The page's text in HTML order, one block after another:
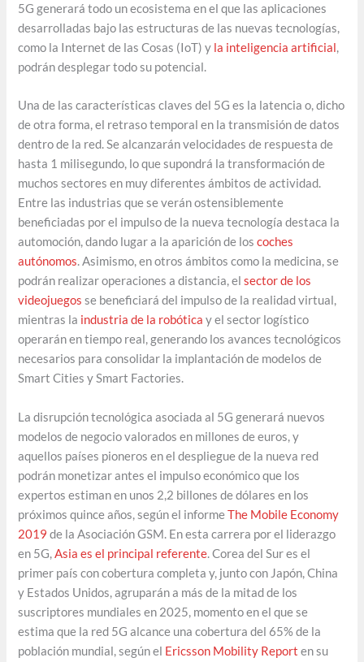
5G generará todo un ecosistema en el que las aplicaciones
desarrolladas bajo las estructuras de las nuevas tecnologías,
como la Internet de las Cosas (IoT) y la inteligencia artificial,
podrán desplegar todo su potencial.
Una de las características claves del 5G es la latencia o, dicho
de otra forma, el retraso temporal en la transmisión de datos
dentro de la red. Se alcanzarán velocidades de respuesta de
hasta 1 milisegundo, lo que supondrá la transformación de
muchos sectores en muy diferentes ámbitos de actividad.
Entre las industrias que se verán ostensiblemente
beneficiadas por el impulso de la nueva tecnología destaca la
automoción, dando lugar a la aparición de loscoches
autónomos. Asimismo, en otros ámbitos como la medicina, se
podrán realizar operaciones a distancia, elsector de los
videojuegos se beneficiará del impulso de la realidad virtual,
mientras la industria de la robótica y el sector logístico
operarán en tiempo real, generando los avances tecnológicos
necesarios para consolidar la implantación de modelos de
Smart Cities y Smart Factories.
La disrupción tecnológica asociada al 5G generará nuevos
modelos de negocio valorados en millones de euros, y
aquellos países pioneros en el despliegue de la nueva red
podrán monetizar antes el impulso económico que los
expertos estiman en unos 2,2 billones de dólares en los
próximos quince años, según el informeThe Mobile Economy
2019 de la Asociación GSM. En esta carrera por el liderazgo
en 5G,Asia es el principal referente. Corea del Sur es el
primer país con cobertura completa y, junto con Japón, China
y Estados Unidos, agruparán a más de la mitad de los
suscriptores mundiales en 2025, momento en el que se
estima que la red 5G alcance una cobertura del 65% de la
población mundial, según el Ericsson Mobility Report en su